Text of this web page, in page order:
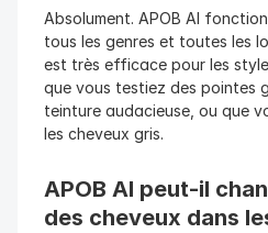
Absolument. APOB AI
tous les genres et toutes les
est très efficace pour les
que vous testiez des pointes
teinture audacieuse, ou que
les cheveux gris.
APOB AI peut-il
des cheveux dans